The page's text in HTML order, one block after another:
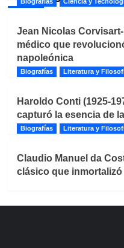
Jean Nicolas Corvisart-
médico que
napoleónica
Biografías Literatura y
Haroldo Conti (1925-
capturó la esencia de
Biografías Literatura y
Claudio Manuel da
clásico que